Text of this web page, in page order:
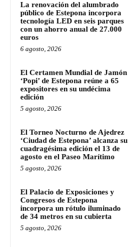
La renovación del alumbrado
público de Estepona incorpora
tecnología LED en seis parques
con un ahorro anual de 27.000
euros
6 agosto, 2026
El Certamen Mundial de Jamón
‘Popi’ de Estepona reúne a 65
expositores en su undécima
edición
5 agosto, 2026
El Torneo Nocturno de Ajedrez
‘Ciudad de Estepona’ alcanza su
cuadragésima edición el 13 de
agosto en el Paseo Marítimo
5 agosto, 2026
El Palacio de Exposiciones y
Congresos de Estepona
incorpora un rótulo iluminado
de 34 metros en su cubierta
5 agosto, 2026